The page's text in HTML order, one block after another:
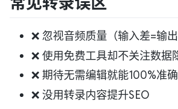
❌ 忽视音频质量（输入差=输出
❌ 使用免费工具却不关注数据
❌ 期待无需编辑就能100%准确
❌ 没用转录内容提升SEO